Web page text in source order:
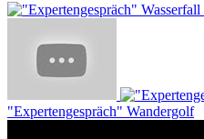
"Expertengespräch" Wandergolf